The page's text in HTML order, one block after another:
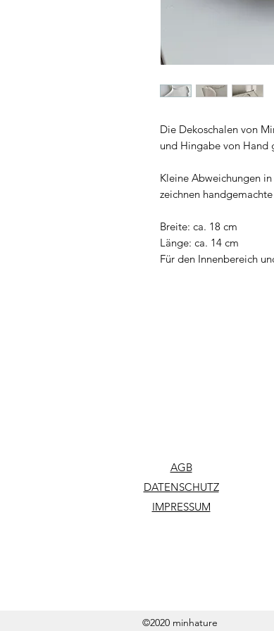
Die Dekoschalen von
und Hingabe von Hand
Kleine Abweichungen
zeichnen
Breite: ca. 18 cm
Länge: ca. 14 cm
Für den Innenbereich
AGB
DATENSCHUTZ
IMPRESSUM
©2020 minhature